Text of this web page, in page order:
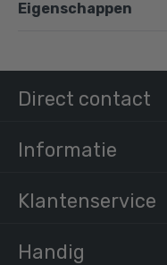
Eigenschappen
Direct contact
Informatie
Klantenservice
Handig